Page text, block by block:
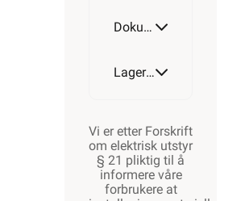
Dokumentasjon
Lagerstatus
Vi er etter Forskrift
om elektrisk utstyr
§ 21 pliktig til å
informere våre
forbrukere at